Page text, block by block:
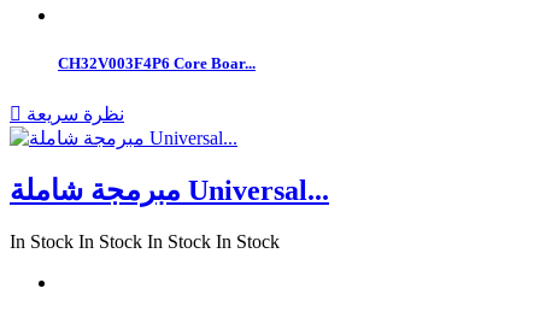
CH32V003F4P6 Core Boar...
 نظرة سريعة
مبرمجة شاملة Universal...
In Stock In Stock In Stock In Stock